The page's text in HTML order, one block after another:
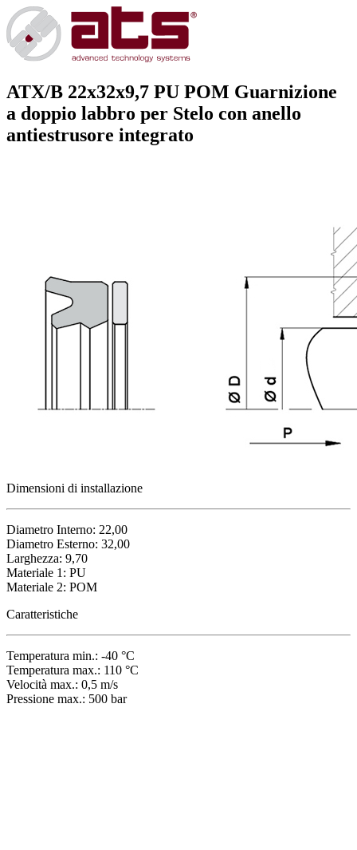
ATX/B 22x32x9,7 PU POM Guarnizione
a doppio labbro per Stelo con anello
antiestrusore integrato
Dimensioni di installazione
Diametro Interno: 22,00
Diametro Esterno: 32,00
Larghezza: 9,70
Materiale 1: PU
Materiale 2: POM
Caratteristiche
Temperatura min.: -40 °C
Temperatura max.: 110 °C
Velocità max.: 0,5 m/s
Pressione max.: 500 bar